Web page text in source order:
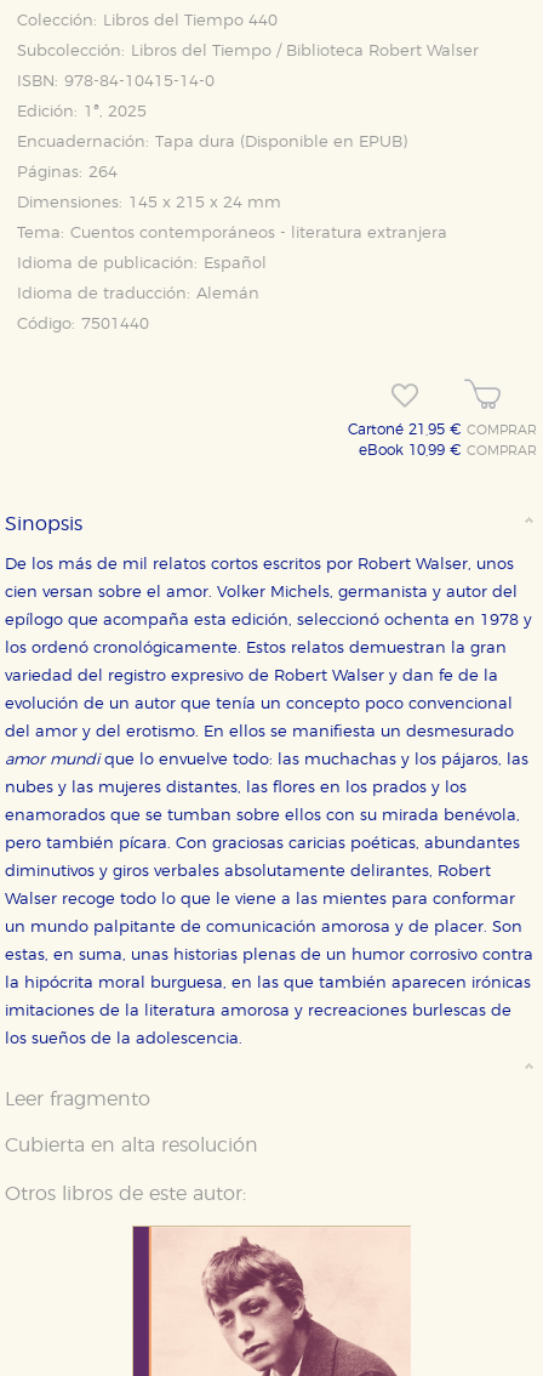
Colección:
Libros del Tiempo 440
Subcolección:
Libros del Tiempo / Biblioteca Robert Walser
ISBN: 978-84-10415-14-0
Edición: 1ª, 2025
Encuadernación: Tapa dura (Disponible en EPUB)
Páginas: 264
Dimensiones: 145 x 215 x 24 mm
Tema: Cuentos contemporáneos - literatura extranjera
Idioma de publicación:
Español
Idioma de traducción: Alemán
Código: 7501440
Cartoné 21,95 €COMPRAR
eBook 10,99 €COMPRAR
Sinopsis
De los más de mil relatos cortos escritos por Robert Walser, unos
cien versan sobre el amor. Volker Michels, germanista y autor del
epílogo que acompaña esta edición, seleccionó ochenta en 1978 y
los ordenó cronológicamente. Estos relatos demuestran la gran
variedad del registro expresivo de Robert Walser y dan fe de la
evolución de un autor que tenía un concepto poco convencional
del amor y del erotismo. En ellos se manifiesta un desmesurado
amor mundique lo envuelve todo: las muchachas y los pájaros, las
nubes y las mujeres distantes, las flores en los prados y los
enamorados que se tumban sobre ellos con su mirada benévola,
pero también pícara. Con graciosas caricias poéticas, abundantes
diminutivos y giros verbales absolutamente delirantes, Robert
Walser recoge todo lo que le viene a las mientes para conformar
un mundo palpitante de comunicación amorosa y de placer. Son
estas, en suma, unas historias plenas de un humor corrosivo contra
la hipócrita moral burguesa, en las que también aparecen irónicas
imitaciones de la literatura amorosa y recreaciones burlescas de
los sueños de la adolescencia.
Leer fragmento
Cubierta en alta resolución
Otros libros de este autor: